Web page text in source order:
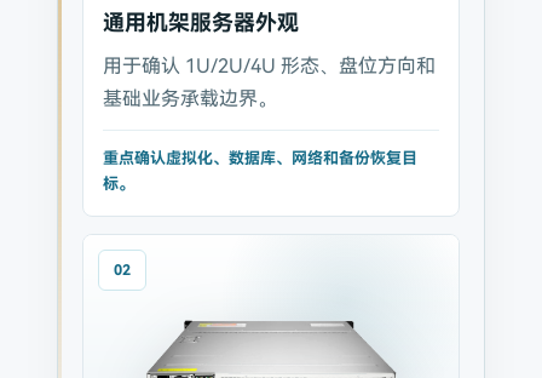
通用机架服务器外观
用于确认 1U/2U/4U 形态、盘位方向和
基础业务承载边界。
重点确认虚拟化、数据库、网络和备份恢复目
标。
02